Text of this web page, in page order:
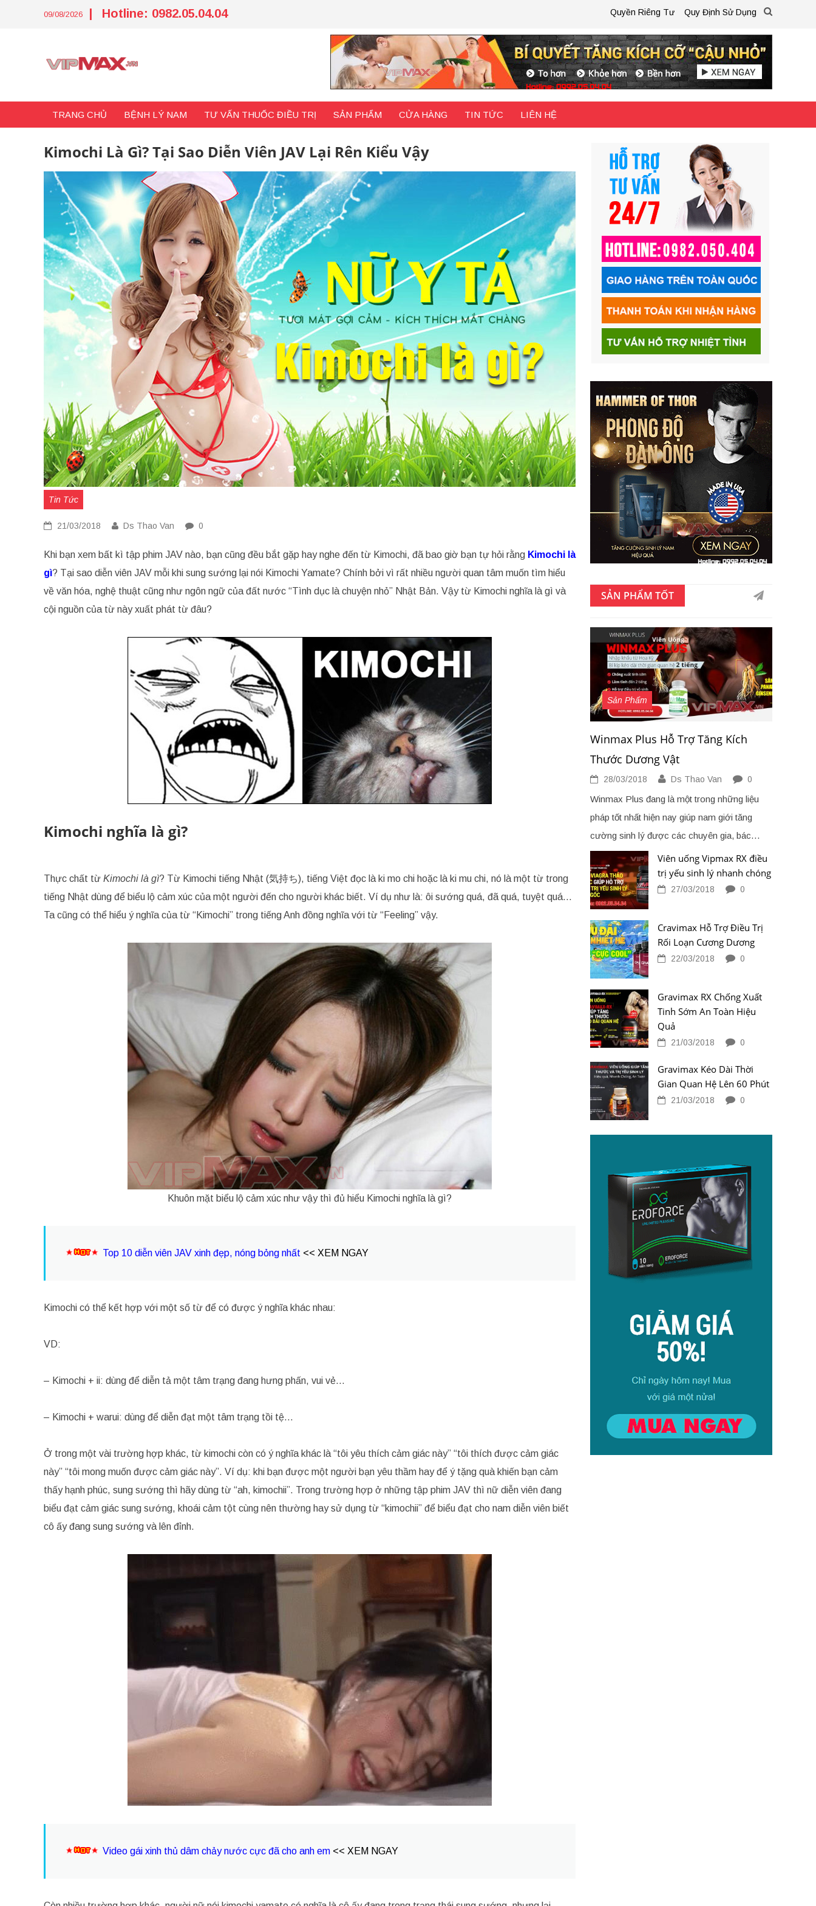
09/08/2026 Hotline: 0982.05.04.04 Quyền Riêng Tư Quy Định Sử Dụng
TRANG CHỦ BỆNH LÝ NAM TƯ VẤN THUỐC ĐIỀU TRỊ SẢN PHẨM CỬA HÀNG TIN TỨC LIÊN HỆ
Kimochi Là Gì? Tại Sao Diễn Viên JAV Lại Rên Kiểu Vậy
Tin Tức
21/03/2018 Ds Thao Van 0
Khi bạn xem bất kì tập phim JAV nào, bạn cũng đều bắt gặp hay nghe đến từ Kimochi, đã bao giờ bạn tự hỏi rằng Kimochi là
gì? Tại sao diễn viên JAV mỗi khi sung sướng lại nói Kimochi Yamate? Chính bởi vì rất nhiều người quan tâm muốn tìm hiểu
về văn hóa, nghệ thuật cũng như ngôn ngữ của đất nước “Tình dục là chuyện nhỏ” Nhật Bản. Vậy từ Kimochi nghĩa là gì và
cội nguồn của từ này xuất phát từ đâu?
Kimochi nghĩa là gì?
Thực chất từ Kimochi là gì? Từ Kimochi tiếng Nhật (気持ち), tiếng Việt đọc là ki mo chi hoặc là ki mu chi, nó là một từ trong
tiếng Nhật dùng để biểu lộ cảm xúc của một người đến cho người khác biết. Ví dụ như là: ôi sướng quá, đã quá, tuyệt quá…
Ta cũng có thể hiểu ý nghĩa của từ “Kimochi” trong tiếng Anh đồng nghĩa với từ “Feeling” vậy.
Khuôn mặt biểu lộ cảm xúc như vậy thì đủ hiểu Kimochi nghĩa là gì?
Top 10 diễn viên JAV xinh đẹp, nóng bỏng nhất << XEM NGAY
Kimochi có thể kết hợp với một số từ để có được ý nghĩa khác nhau:
VD:
– Kimochi + ii: dùng để diễn tả một tâm trạng đang hưng phấn, vui vẻ…
– Kimochi + warui: dùng để diễn đạt một tâm trạng tồi tệ…
Ở trong một vài trường hợp khác, từ kimochi còn có ý nghĩa khác là “tôi yêu thích cảm giác này” “tôi thích được cảm giác
này” “tôi mong muốn được cảm giác này”. Ví dụ: khi bạn được một người bạn yêu thầm hay để ý tặng quà khiến bạn cảm
thấy hạnh phúc, sung sướng thì hãy dùng từ “ah, kimochii”. Trong trường hợp ở những tập phim JAV thì nữ diễn viên đang
biểu đạt cảm giác sung sướng, khoái cảm tột cùng nên thường hay sử dụng từ “kimochii” để biểu đạt cho nam diễn viên biết
cô ấy đang sung sướng và lên đỉnh.
Video gái xinh thủ dâm chảy nước cực đã cho anh em << XEM NGAY
SẢN PHẨM TỐT
Sản Phẩm
Winmax Plus Hỗ Trợ Tăng Kích
Thước Dương Vật
28/03/2018 Ds Thao Van 0
Winmax Plus đang là một trong những liệu
pháp tốt nhất hiện nay giúp nam giới tăng
cường sinh lý được các chuyên gia, bác…
Viên uống Vipmax RX điều
trị yếu sinh lý nhanh chóng
27/03/2018 0
Cravimax Hỗ Trợ Điều Trị
Rối Loạn Cương Dương
22/03/2018 0
Gravimax RX Chống Xuất
Tinh Sớm An Toàn Hiệu
Quả
21/03/2018 0
Gravimax Kéo Dài Thời
Gian Quan Hệ Lên 60 Phút
21/03/2018 0